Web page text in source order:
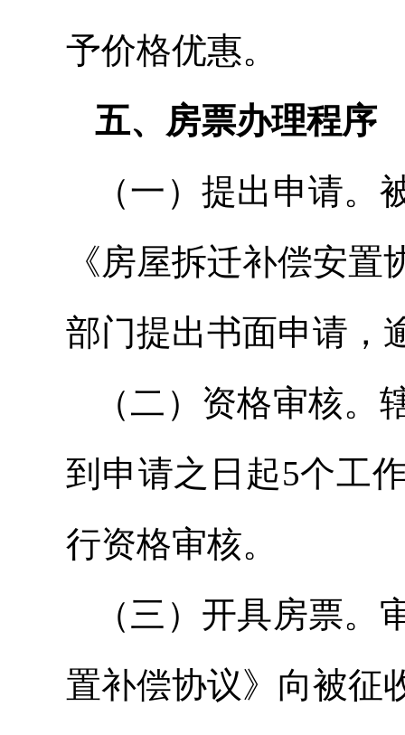
予价格优惠。
五、房票办理程序
（一）提出申请
《房屋拆迁补偿安
部门提出书面申请，
（二）资格审核
到申请之日起5个工
行资格审核。
（三）开具房票
置补偿协议》向被征